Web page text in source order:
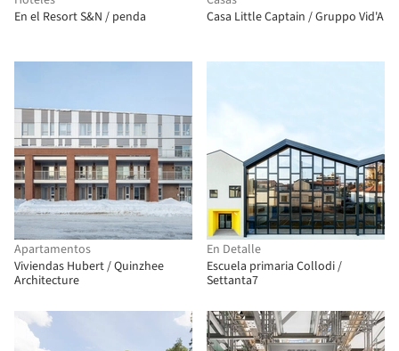
En el Resort S&N / penda
Casa Little Captain / Gruppo Vid'A
Apartamentos
Viviendas Hubert / Quinzhee
Architecture
En Detalle
Escuela primaria Collodi /
Settanta7